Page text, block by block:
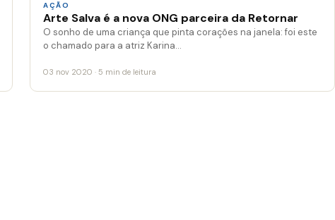
AÇÃO
Arte Salva é a nova ONG parceira da Retornar
O sonho de uma criança que pinta corações na janela: foi este
o chamado para a atriz Karina…
03 nov 2020 · 5 min de leitura